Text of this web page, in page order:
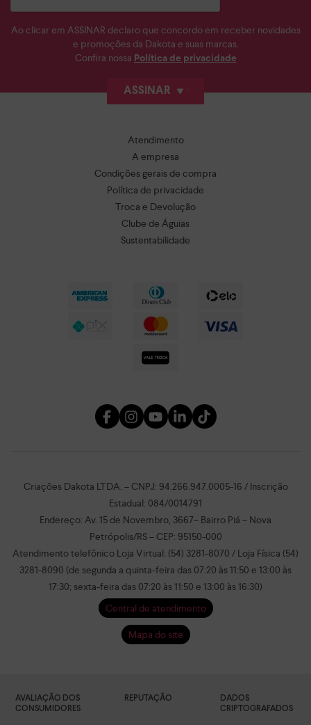
Ao clicar em ASSINAR declaro que concordo em receber novidades
e promoções da Dakota e suas marcas.
Confira nossa Política de privacidade
ASSINAR
Atendimento
A empresa
Condições gerais de compra
Política de privacidade
Troca e Devolução
Clube de Águias
Sustentabilidade
Criações Dakota LTDA. – CNPJ: 94.266.947.0005-16 / Inscrição
Estadual: 084/0014791
Endereço: Av. 15 de Novembro, 3667– Bairro Piá – Nova
Petrópolis/RS – CEP: 95150-000
Atendimento telefônico Loja Virtual: (54) 3281-8070 / Loja Física (54)
3281-8090 (de segunda a quinta-feira das 07:20 às 11:50 e 13:00 às
17:30; sexta-feira das 07:20 às 11:50 e 13:00 às 16:30)
Central de atendimento
Mapa do site
AVALIAÇÃO DOS
CONSUMIDORES
REPUTAÇÃO
DADOS
CRIPTOGRAFADOS